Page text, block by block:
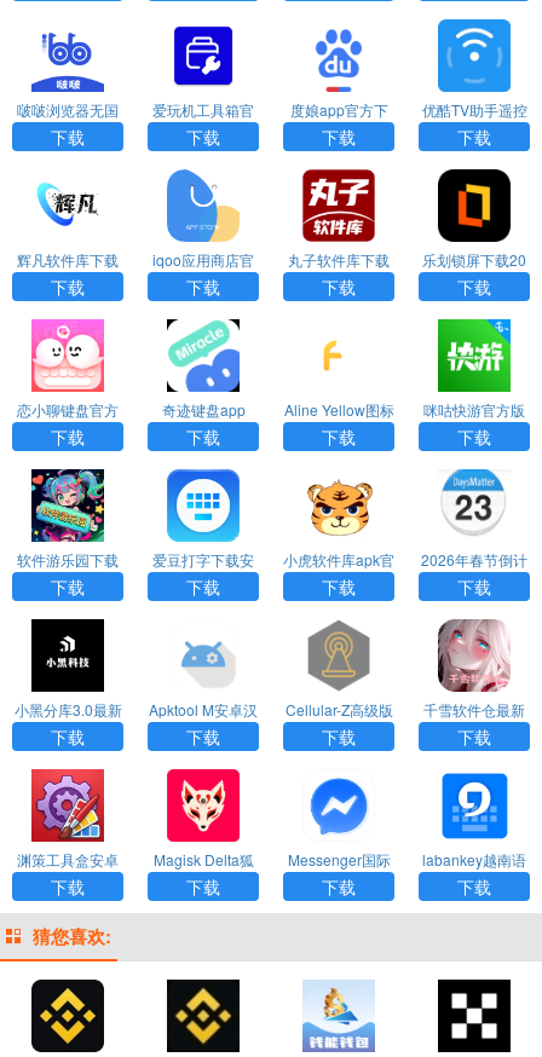
啵啵浏览器无国
界全球通最新版
下载
爱玩机工具箱官
网版下载
下载
度娘app官方下
载
下载
优酷TV助手遥控
器下载
下载
辉凡软件库下载
最新版
下载
iqoo应用商店官
方正版
下载
丸子软件库下载
安装官网手机版
下载
乐划锁屏下载20
26
下载
恋小聊键盘官方
正版
下载
奇迹键盘app
下载
Aline Yellow图标
包最新版免费版
下载
咪咕快游官方版
正版下载
下载
软件游乐园下载
安装手机版
下载
爱豆打字下载安
装手机版
下载
小虎软件库apk官
方版
下载
2026年春节倒计
时器(倒数日)下载
下载
小黑分库3.0最新
版本
下载
Apktool M安卓汉
化版
下载
Cellular-Z高级版
下载
千雪软件仓最新
版
下载
渊策工具盒安卓
版
下载
Magisk Delta狐
狸面具安卓最新
版
下载
Messenger国际
版2026最新版
下载
labankey越南语
输入法手机版
下载
猜您喜欢: